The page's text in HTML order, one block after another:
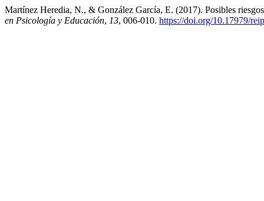
Martínez Heredia, N., & González García, E. (2017). Posibles
en Psicología y Educación, 13, 006-010. https://doi.org/10.17979/